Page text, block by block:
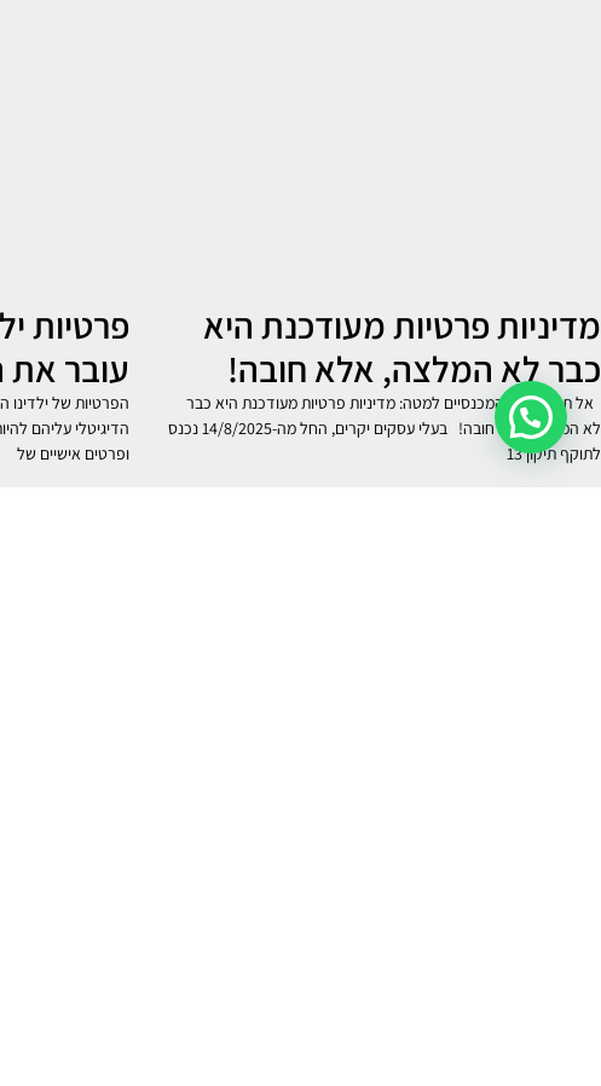
מדיניות פרטיות מעודכנת היא
כבר לא המלצה, אלא חובה!
אל תתפסו עם המכנסיים למטה: מדיניות פרטיות מעודכנת היא כבר
לא המלצה, אלא חובה! בעלי עסקים יקרים, החל מה-14/8/2025 נכנס
לתוקף תיקון 13
פרטיות
עובר את
הפרטיות של ילדינו
הדיגיטלי עליהם
ופרטים אישיים של